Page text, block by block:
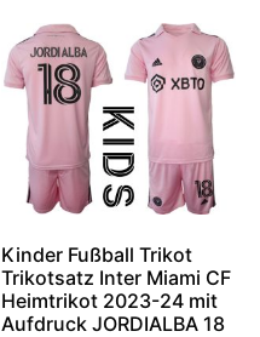
Kinder Fußball Trikot
Trikotsatz Inter Miami CF
Heimtrikot 2023-24 mit
Aufdruck JORDIALBA 18